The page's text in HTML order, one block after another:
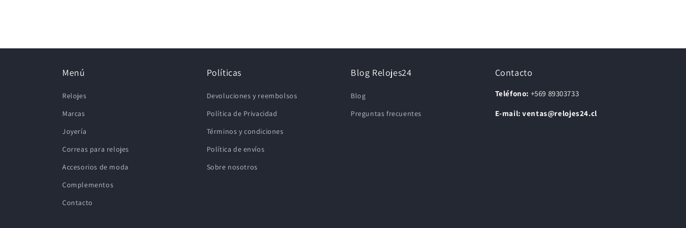
Menú
Relojes
Marcas
Joyería
Correas para relojes
Accesorios de moda
Complementos
Contacto
Políticas
Devoluciones y reembolsos
Política de Privacidad
Términos y condiciones
Política de envíos
Sobre nosotros
Blog Relojes24
Blog
Preguntas frecuentes
Contacto
Teléfono: +569 89303733
E-mail: ventas@relojes24.cl